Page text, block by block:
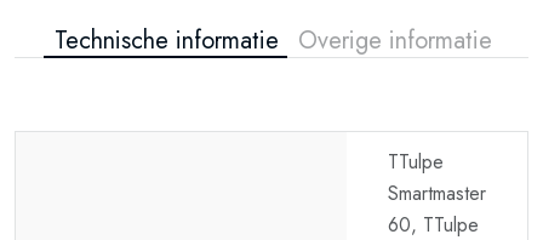
Technische informatie Overige informatie
TTulpe
Smartmaster
60, TTulpe